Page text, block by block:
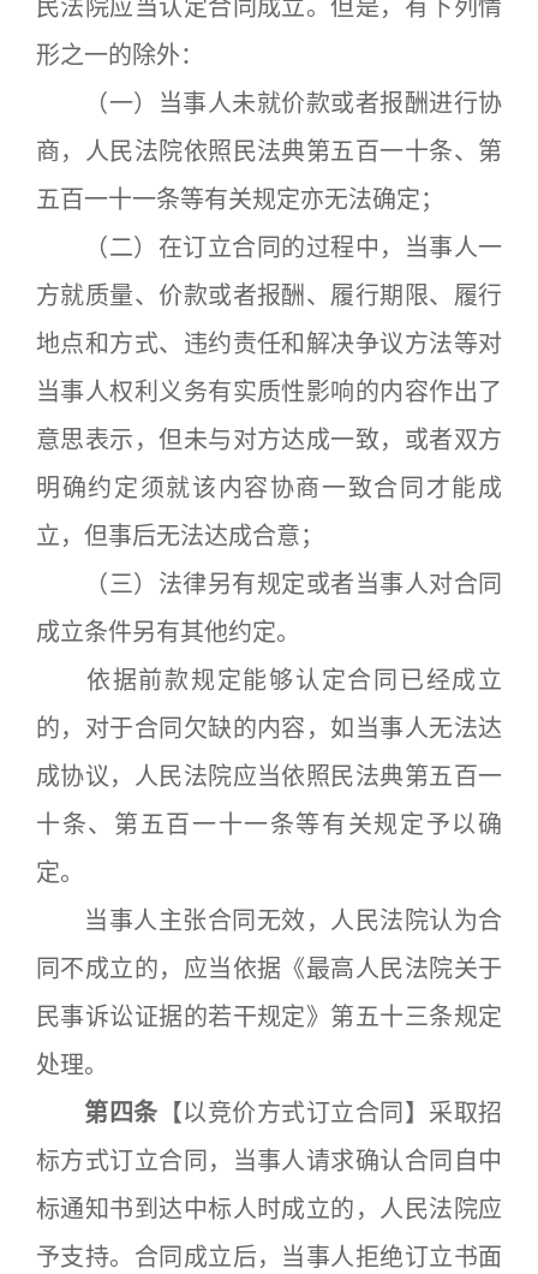
民法院应当认定合同成立。但是，有下列情
形之一的除外：
（一）当事人未就价款或者报酬进行协
商，人民法院依照民法典第五百一十条、第
五百一十一条等有关规定亦无法确定；
（二）在订立合同的过程中，当事人一
方就质量、价款或者报酬、履行期限、履行
地点和方式、违约责任和解决争议方法等对
当事人权利义务有实质性影响的内容作出了
意思表示，但未与对方达成一致，或者双方
明确约定须就该内容协商一致合同才能成
立，但事后无法达成合意；
（三）法律另有规定或者当事人对合同
成立条件另有其他约定。
依据前款规定能够认定合同已经成立
的，对于合同欠缺的内容，如当事人无法达
成协议，人民法院应当依照民法典第五百一
十条、第五百一十一条等有关规定予以确
定。
当事人主张合同无效，人民法院认为合
同不成立的，应当依据《最高人民法院关于
民事诉讼证据的若干规定》第五十三条规定
处理。
第四条 【以竞价方式订立合同】采取招
标方式订立合同，当事人请求确认合同自中
标通知书到达中标人时成立的，人民法院应
予支持。合同成立后，当事人拒绝订立书面